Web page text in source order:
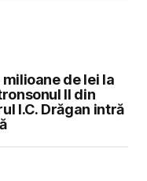
de lei la
II din
I.C. Drăgan intră